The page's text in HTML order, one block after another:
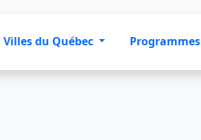
Villes du Québec Programmes